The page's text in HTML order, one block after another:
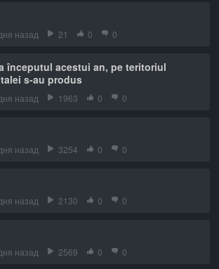
назад 21 0 0
începutul acestui an, pe teritoriul
s-au produs
назад 1963 0 0
назад 3254 0 0
назад 2130 0 0
назад 2569 0 0